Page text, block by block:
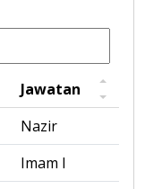
Jawatan
Nazir
Imam I